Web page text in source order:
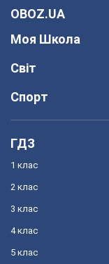
OBOZ.UA
Моя Школа
Світ
Спорт
ГДЗ
1 клас
2 клас
3 клас
4 клас
5 клас